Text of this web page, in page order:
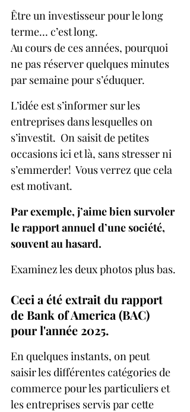
Être un investisseur pour le long
terme… c’est long.
Au cours de ces années, pourquoi
ne pas réserver quelques minutes
par semaine pour s’éduquer.
L’idée est s’informer sur les
entreprises dans lesquelles on
s’investit.  On saisit de petites
occasions ici et là, sans stresser ni
s’emmerder!  Vous verrez que cela
est motivant.
Par exemple, j’aime bien survoler
le rapport annuel d’une société,
souvent au hasard.
Examinez les deux photos plus bas.
Ceci a été extrait du rapport
de Bank of America (BAC)
pour l'année 2025.
En quelques instants, on peut
saisir les différentes catégories de
commerce pour les particuliers et
les entreprises servis par cette